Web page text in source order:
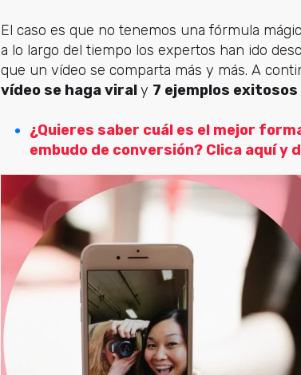
El caso es que no tenemos una fórmula
a lo largo del tiempo los expertos han ido
que un vídeo se comparta más y más. A
vídeo se haga viraly 7 ejemplos
¿Quieres saber cuál es el mejor
embudo de conversión? Clica aquí y